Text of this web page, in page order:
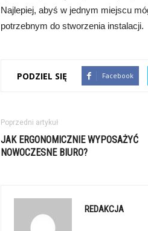
Najlepiej, abyś w jednym miejscu
potrzebnym do stworzenia instalacji.
PODZIEL SIĘ Facebook
Poprzedni artykuł
JAK ERGONOMICZNIE WYPOSAŻYĆ
NOWOCZESNE BIURO?
REDAKCJA